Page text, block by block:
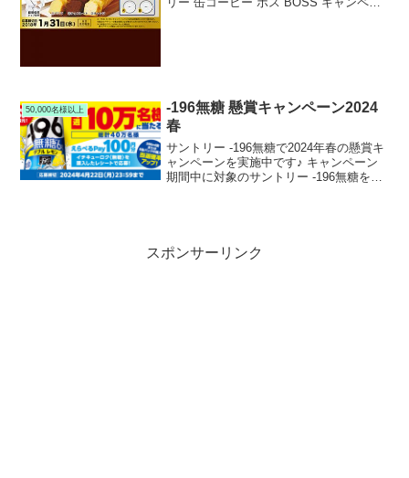
50,000名様以上
-196無糖 懸賞キャンペーン2024
春
サントリー -196無糖で2024年春の懸賞キ
ャンペーンを実施中です♪ キャンペーン
期間中に対象のサントリー -196無糖を購
スポンサーリンク